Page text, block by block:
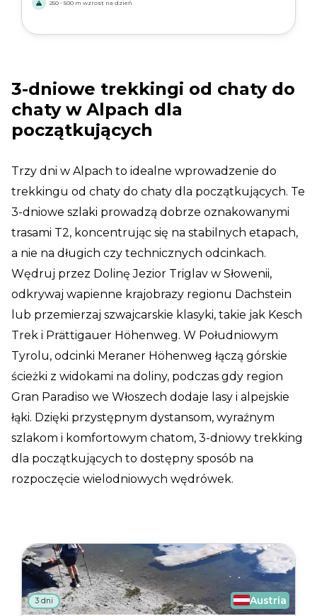
250 - 500 m wzrost na dzień
3-dniowe trekkingi od chaty do
chaty w Alpach dla
początkujących
Trzy dni w Alpach to idealne wprowadzenie do
trekkingu od chaty do chaty dla początkujących. Te
3-dniowe szlaki prowadzą dobrze oznakowanymi
trasami T2, koncentrując się na stabilnych etapach,
a nie na długich czy technicznych odcinkach.
Wędruj przez Dolinę Jezior Triglav w Słowenii,
odkrywaj wapienne krajobrazy regionu Dachstein
lub przemierzaj szwajcarskie klasyki, takie jak Kesch
Trek i Prättigauer Höhenweg. W Południowym
Tyrolu, odcinki Meraner Höhenweg łączą górskie
ścieżki z widokami na doliny, podczas gdy region
Gran Paradiso we Włoszech dodaje lasy i alpejskie
łąki. Dzięki przystępnym dystansom, wyraźnym
szlakom i komfortowym chatom, 3-dniowy trekking
dla początkujących to dostępny sposób na
rozpoczęcie wielodniowych wędrówek.
3 dni Austria